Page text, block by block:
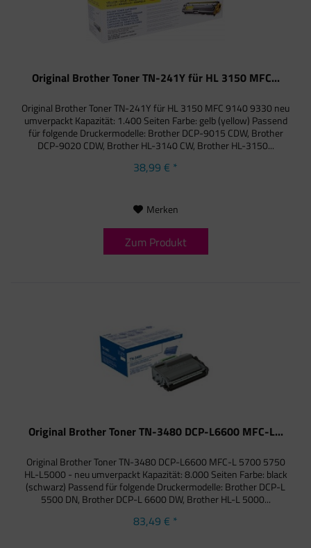
Original Brother Toner TN-241Y für HL 3150 MFC...
Original Brother Toner TN-241Y für HL 3150 MFC 9140 9330 neu
umverpackt Kapazität: 1.400 Seiten Farbe: gelb (yellow) Passend
für folgende Druckermodelle: Brother DCP-9015 CDW, Brother
DCP-9020 CDW, Brother HL-3140 CW, Brother HL-3150...
38,99 € *
Merken
Zum Produkt
Original Brother Toner TN-3480 DCP-L6600 MFC-L...
Original Brother Toner TN-3480 DCP-L6600 MFC-L 5700 5750
HL-L5000 - neu umverpackt Kapazität: 8.000 Seiten Farbe: black
(schwarz) Passend für folgende Druckermodelle: Brother DCP-L
5500 DN, Brother DCP-L 6600 DW, Brother HL-L 5000...
83,49 € *